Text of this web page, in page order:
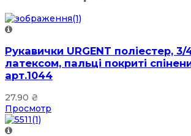
Рукавички URGENT поліестер, 3/
латексом, пальці покриті
арт.1044
27.90 ₴
Просмотр